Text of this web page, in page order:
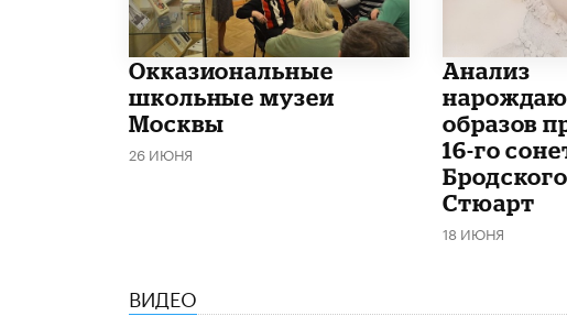
​Окказиональные
школьные музеи
Москвы
26 ИЮНЯ
Анализ
образов
16-го
Стюарт
18 ИЮНЯ
ВИДЕО